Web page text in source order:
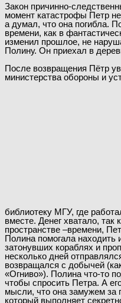
Закон причинно-
момент катастрофы Петр
а думал, что она погибла.
времени, как в
изменил прошлое, не
Полину. Он приехал в
После возвращения Пётр
министерства обороны и
библиотеку МГУ, где
вместе. Денег хватало,
пространстве –времени,
Полина помогала находить
затонувших кораблях и
несколько дней
возвращался с добычей
«Огниво»). Полина что-то
чтобы спросить Петра. А
мысли, что она замужем за
который выполняет